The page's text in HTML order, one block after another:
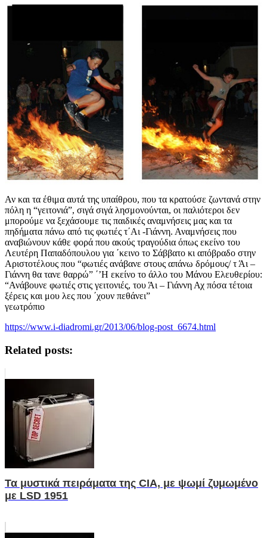
Αν και τα έθιμα αυτά της υπαίθρου, που τα κρατούσε ζωντανά στην
πόλη η “γειτονιά”, σιγά σιγά λησμονούνται, οι παλιότεροι δεν
μπορούμε να ξεχάσουμε τις παιδικές αναμνήσεις μας και τα
πηδήματα πάνω από τις φωτιές τ΄Αι -Γιάννη. Αναμνήσεις που
αναβιώνουν κάθε φορά που ακούς τραγούδια όπως εκείνο του
Λευτέρη Παπαδόπουλου για ΄κεινο το Σάββατο κι απόβραδο στην
Αριστοτέλους που “φωτιές ανάβανε στους απάνω δρόμους/ τ Άι –
Γιάννη θα τανε θαρρώ” ΄’Η εκείνο το άλλο του Μάνου Ελευθερίου:
“Ανάβουνε φωτιές στις γειτονιές, του Άι – Γιάννη Αχ πόσα τέτοια
ξέρεις και μου λες που ΄χουν πεθάνει”
γεωτρόπιο
https://www.i-diadromi.gr/2013/06/blog-post_6674.html
Related posts:
Τα μυστικά πειράματα της CIA, με ψωμί ζυμωμένο
με LSD 1951